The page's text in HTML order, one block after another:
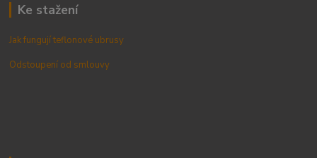
Ke stažení
Jak fungují teflonové ubrusy
Odstoupení od smlouvy